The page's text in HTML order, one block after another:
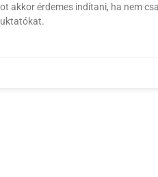
akkor érdemes indítani, ha nem